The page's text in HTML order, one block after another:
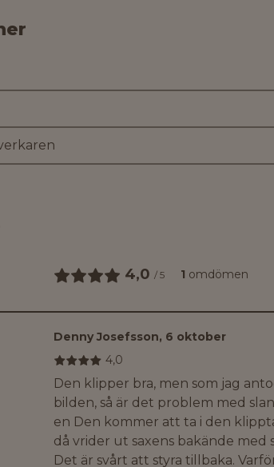
4,0 / 5 1 omdömen
Denny Josefsson, 6 oktober
4,0
Den klipper bra, men som jag
bilden, så är det problem med
en Den kommer att ta i den
då vrider ut saxens bakände med
Det är svårt att styra tillbaka.